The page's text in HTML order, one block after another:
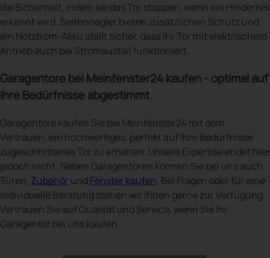
die Sicherheit, indem sie das Tor stoppen, wenn ein Hindernis
erkannt wird. Seitenriegler bieten zusätzlichen Schutz und
ein Notstrom-Akku stellt sicher, dass Ihr Tor mit elektrischem
Antrieb auch bei Stromausfall funktioniert.
Garagentore bei Meinfenster24 kaufen - optimal auf
Ihre Bedürfnisse abgestimmt
Garagentore kaufen Sie bei Meinfenster24 mit dem
Vertrauen, ein hochwertiges, perfekt auf Ihre Bedürfnisse
zugeschnittenes Tor zu erhalten. Unsere Expertise endet hier
jedoch nicht: Neben Garagentoren können Sie bei uns auch
Türen, Zubehör und Fenster kaufen. Bei Fragen oder für eine
individuelle Beratung stehen wir Ihnen gerne zur Verfügung.
Vertrauen Sie auf Qualität und Service, wenn Sie Ihr
Garagentor bei uns kaufen.